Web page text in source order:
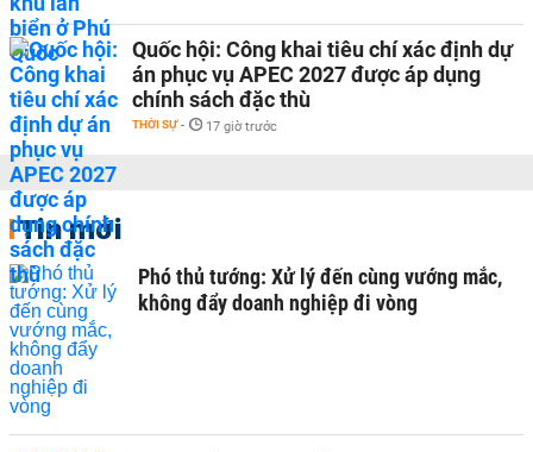
Quốc hội: Công khai tiêu chí xác định dự
án phục vụ APEC 2027 được áp dụng
chính sách đặc thù
THỜI SỰ - 17 giờ trước
Tin mới
Phó thủ tướng: Xử lý đến cùng vướng mắc,
không đẩy doanh nghiệp đi vòng